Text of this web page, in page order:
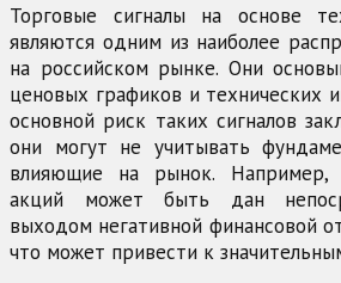
Торговые сигналы на основе
являются одним из наиболее
на российском рынке. Они
ценовых графиков и технических
основной риск таких сигналов
они могут не учитывать
влияющие на рынок. Например,
акций может быть дан
выходом негативной финансовой
что может привести к